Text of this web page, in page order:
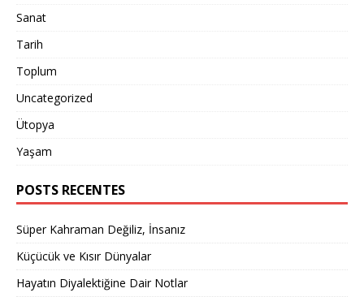
Sanat
Tarih
Toplum
Uncategorized
Ütopya
Yaşam
POSTS RECENTES
Süper Kahraman Değiliz, İnsanız
Küçücük ve Kısır Dünyalar
Hayatın Diyalektiğine Dair Notlar